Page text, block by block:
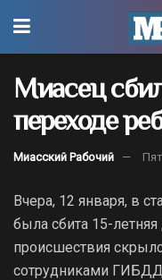
Миасец
переходе
Миасский Рабочий
Вчера, 12 января, в
была сбита 15-
происшествия
сотрудниками